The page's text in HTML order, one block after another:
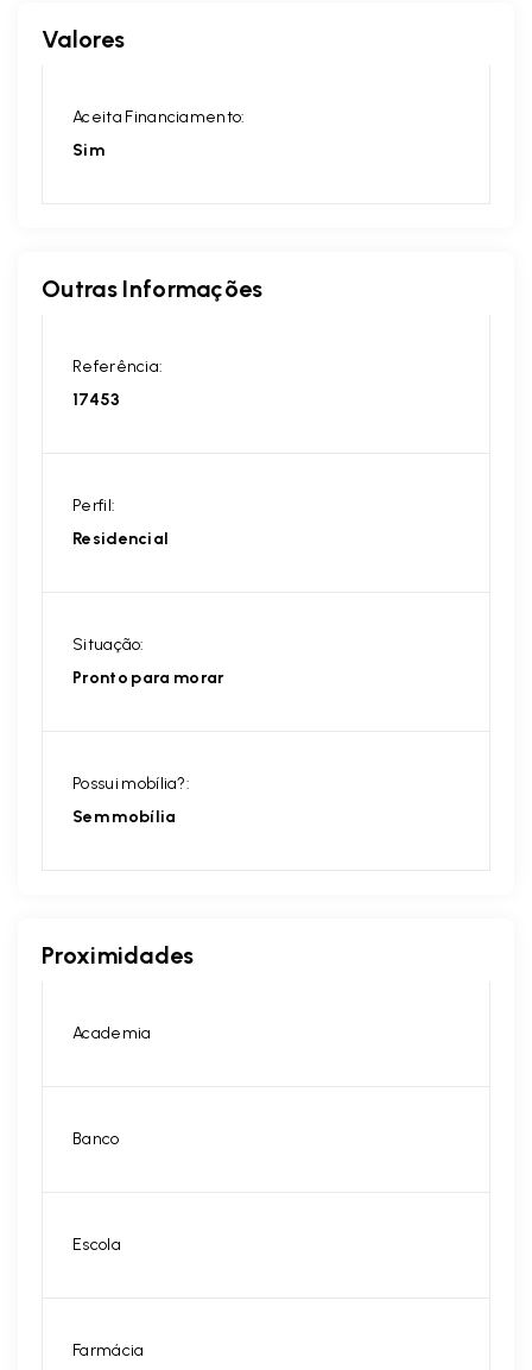
Valores
Aceita Financiamento:
Sim
Outras Informações
Referência:
17453
Perfil:
Residencial
Situação:
Pronto para morar
Possui mobília?:
Sem mobília
Proximidades
Academia
Banco
Escola
Farmácia